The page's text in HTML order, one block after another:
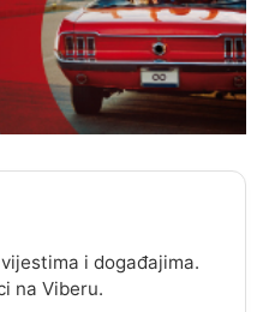
i događajima.
na Viberu.